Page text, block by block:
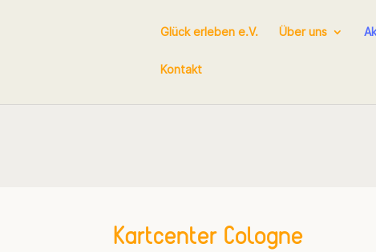
Glück erleben e.V. Über uns
Kontakt
Kartcenter Cologne